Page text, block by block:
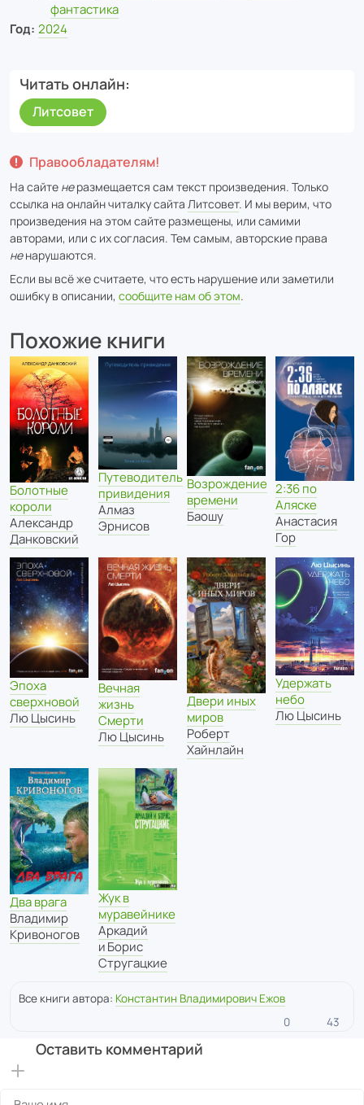
фантастика
Год: 2024
Читать онлайн
Литсовет
Правообладателям!
На сайте неразмещается сам текст произведения. Только
ссылка на онлайн читалку сайта Литсовет. И мы верим, что
произведения на этом сайте размещены, или самими
авторами, или с их согласия. Тем самым, авторские права
ненарушаются.
Если вы всё же считаете, что есть нарушение или заметили
ошибку в описании, сообщите нам об этом.
Похожие книги
Болотные
короли
Александр
Данковский
Путеводитель
привидения
Алмаз
Эрнисов
Возрождение
времени
Баошу
2:36 по
Аляске
Анастасия
Гор
Эпоха
сверхновой
Лю Цысинь
Вечная
жизнь
Смерти
Лю Цысинь
Двери иных
миров
Роберт
Хайнлайн
Удержать
небо
Лю Цысинь
Два врага
Владимир
Кривоногов
Жук в
муравейнике
Аркадий
и Борис
Стругацкие
Все книги автора: Константин Владимирович Ежов
0
43
Оставить комментарий